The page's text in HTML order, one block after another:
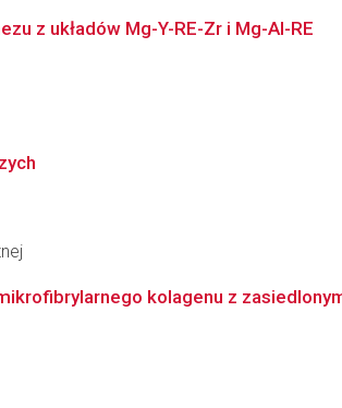
z układów Mg-Y-RE-Zr i Mg-Al-RE
kolagenu z